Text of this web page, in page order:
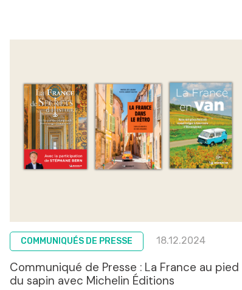
COMMUNIQUÉS DE PRESSE 18.12.2024
Communiqué de Presse : La France au pied
du sapin avec Michelin Éditions